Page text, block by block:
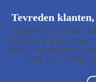
Tevreden
Vergeer Financieel
beantwoord je vragen
eerlijk advies en
voor jou huidige